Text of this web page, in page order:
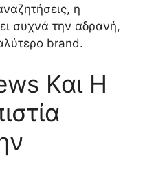
η
συχνά την αδρανή,
brand.
Και Η